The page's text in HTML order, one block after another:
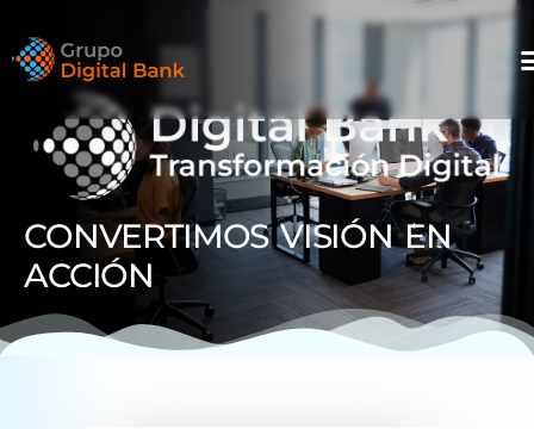
CONVERTIMOS VISIÓN EN
ACCIÓN​